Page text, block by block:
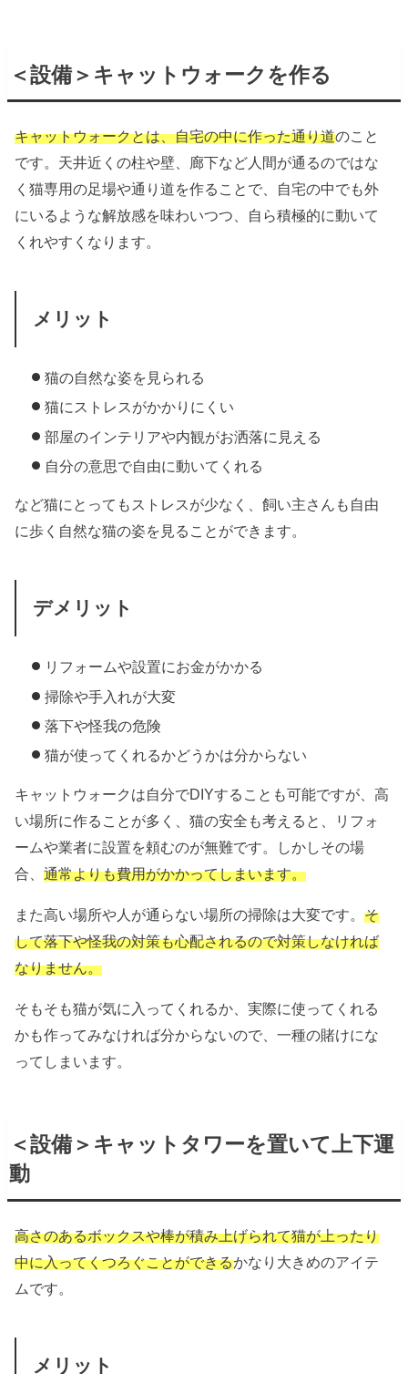
＜設備＞キャットウォークを作る
キャットウォークとは、自宅の中に作った通り道のこと
です。天井近くの柱や壁、廊下など人間が通るのではな
く猫専用の足場や通り道を作ることで、自宅の中でも外
にいるような解放感を味わいつつ、自ら積極的に動いて
くれやすくなります。
メリット
猫の自然な姿を見られる
猫にストレスがかかりにくい
部屋のインテリアや内観がお洒落に見える
自分の意思で自由に動いてくれる
など猫にとってもストレスが少なく、飼い主さんも自由
に歩く自然な猫の姿を見ることができます。
デメリット
リフォームや設置にお金がかかる
掃除や手入れが大変
落下や怪我の危険
猫が使ってくれるかどうかは分からない
キャットウォークは自分でDIYすることも可能ですが、高
い場所に作ることが多く、猫の安全も考えると、リフォ
ームや業者に設置を頼むのが無難です。しかしその場
合、通常よりも費用がかかってしまいます。
また高い場所や人が通らない場所の掃除は大変です。そ
して落下や怪我の対策も心配されるので対策しなければ
なりません。
そもそも猫が気に入ってくれるか、実際に使ってくれる
かも作ってみなければ分からないので、一種の賭けにな
ってしまいます。
＜設備＞キャットタワーを置いて上下運
動
高さのあるボックスや棒が積み上げられて猫が上ったり
中に入ってくつろぐことができるかなり大きめのアイテ
ムです。
メリット